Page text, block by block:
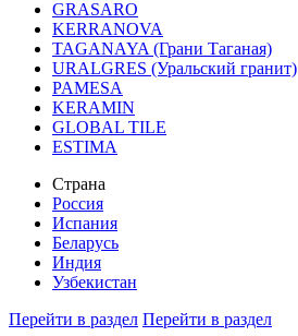
GRASARO
KERRANOVA
TAGANAYA (Грани Таганая)
URALGRES (Уральский гранит)
PAMESA
KERAMIN
GLOBAL TILE
ESTIMA
Страна
Россия
Испания
Беларусь
Индия
Узбекистан
Перейти в раздел Перейти в раздел